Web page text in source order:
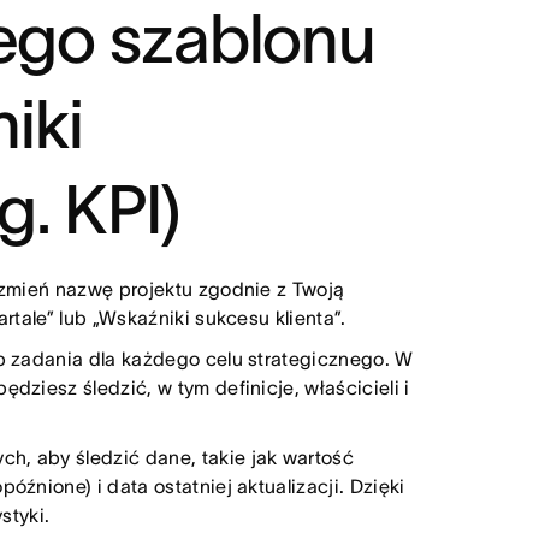
szablonu
KPI)
nazwę projektu zgodnie z Twoją
lub „Wskaźniki sukcesu klienta”.
zadania dla każdego celu strategicznego. W
śledzić, w tym definicje, właścicieli i
aby śledzić dane, takie jak wartość
i data ostatniej aktualizacji. Dzięki